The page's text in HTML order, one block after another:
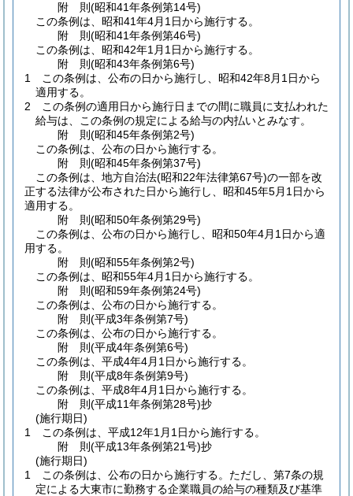
附 則(昭和41年条例第14号)
この条例は、昭和41年4月1日から施行する。
附 則(昭和41年条例第46号)
この条例は、昭和42年1月1日から施行する。
附 則(昭和43年条例第6号)
1
この条例は、公布の日から施行し、昭和42年8月1日から
適用する。
2
この条例の適用日から施行日までの間に職員に支払われた
給与は、この条例の規定による給与の内払いとみなす。
附 則(昭和45年条例第2号)
この条例は、公布の日から施行する。
附 則(昭和45年条例第37号)
この条例は、地方自治法(昭和22年法律第67号)の一部を改
正する法律が公布された日から施行し、昭和45年5月1日から
適用する。
附 則(昭和50年条例第29号)
この条例は、公布の日から施行し、昭和50年4月1日から適
用する。
附 則(昭和55年条例第2号)
この条例は、昭和55年4月1日から施行する。
附 則(昭和59年条例第24号)
この条例は、公布の日から施行する。
附 則(平成3年条例第7号)
この条例は、公布の日から施行する。
附 則(平成4年条例第6号)
この条例は、平成4年4月1日から施行する。
附 則(平成8年条例第9号)
この条例は、平成8年4月1日から施行する。
附 則(平成11年条例第28号)抄
(施行期日)
1
この条例は、平成12年1月1日から施行する。
附 則(平成13年条例第21号)抄
(施行期日)
1
この条例は、公布の日から施行する。 ただし、第7条の規
定による大東市に勤務する企業職員の給与の種類及び基準